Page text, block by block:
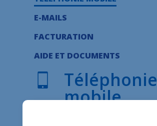
E-MAILS
FACTURATION
AIDE ET DOCUMENTS
Téléphonie
mobile